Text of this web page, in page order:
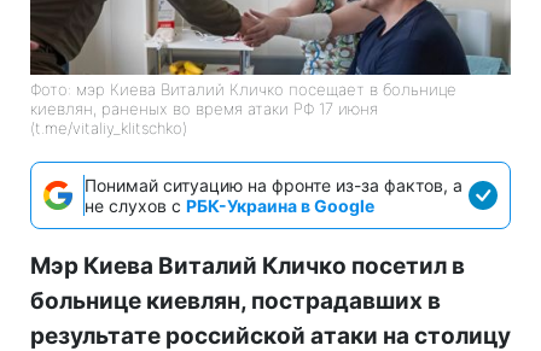
Фото: мэр Киева Виталий Кличко посещает в больнице
киевлян, раненых во время атаки РФ 17 июня
(t.me/vitaliy_klitschko)
Понимай ситуацию на фронте из-за фактов, а
не слухов с РБК-Украина в Google
Мэр Киева Виталий Кличко посетил в
больнице киевлян, пострадавших в
результате российской атаки на столицу